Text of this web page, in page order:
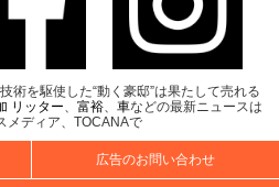
を駆使した“動く豪邸”は果たして売れる
リッター、 富裕、 車などの最新ニュースは
メディア、TOCANAで
広告のお問い合わせ